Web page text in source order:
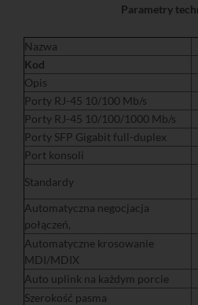
Parametry
Nazwa
Kod
Opis
Porty RJ-45 10/100 Mb/s
Porty RJ-45 10/100/1000 Mb/s
Porty SFP Gigabit full-duplex
Port konsoli
Standardy
Automatyczna negocjacja
połączeń,
Automatyczne krosowanie
MDI/MDIX
Auto uplink na każdym porcie
Szerokość pasma